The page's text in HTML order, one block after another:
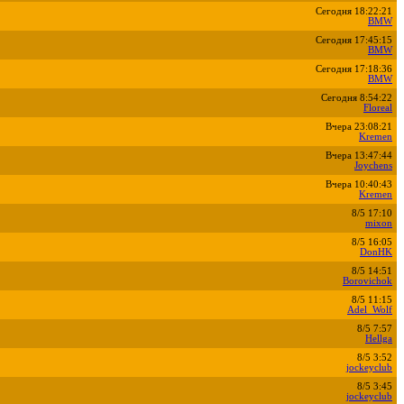
Сегодня 18:22:21
BMW
Сегодня 17:45:15
BMW
Сегодня 17:18:36
BMW
Сегодня 8:54:22
Floreal
Вчера 23:08:21
Kremen
Вчера 13:47:44
Joychens
Вчера 10:40:43
Kremen
8/5 17:10
mixon
8/5 16:05
DonHK
8/5 14:51
Borovichok
8/5 11:15
Adel_Wolf
8/5 7:57
Hellga
8/5 3:52
jockeyclub
8/5 3:45
jockeyclub